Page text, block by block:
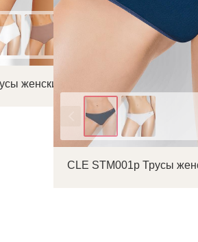
женские макси
CLE STM001р Трусы